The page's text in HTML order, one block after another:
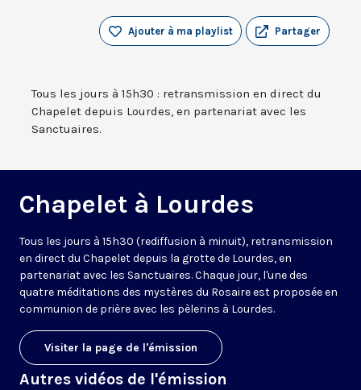
Partager
Ajouter à ma playlist
Tous les jours à 15h30 : retransmission en direct du
Chapelet depuis Lourdes, en partenariat avec les
Sanctuaires.
Chapelet à Lourdes
Tous les jours à 15h30 (rediffusion à minuit), retransmission
en direct du Chapelet depuis la grotte de Lourdes, en
partenariat avec les Sanctuaires. Chaque jour, l'une des
quatre méditations des mystères du Rosaire est proposée en
communion de prière avec les pèlerins à Lourdes.
Visiter la page de l'émission
Autres vidéos de l'émission